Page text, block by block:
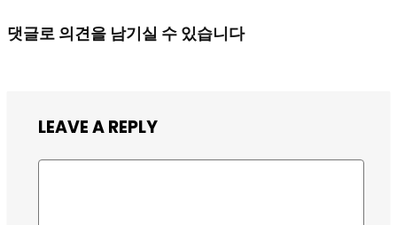
댓글로 의견을 남기실 수 있습니다
LEAVE A REPLY